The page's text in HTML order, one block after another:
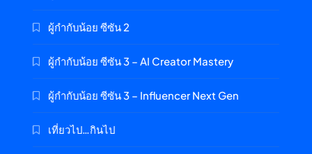
ผู้กำกับน้อย ซีซัน 2
ผู้กำกับน้อย ซีซัน 3 – AI Creator Mastery
ผู้กำกับน้อย ซีซัน 3 – Influencer Next Gen
เที่ยวไป…กินไป